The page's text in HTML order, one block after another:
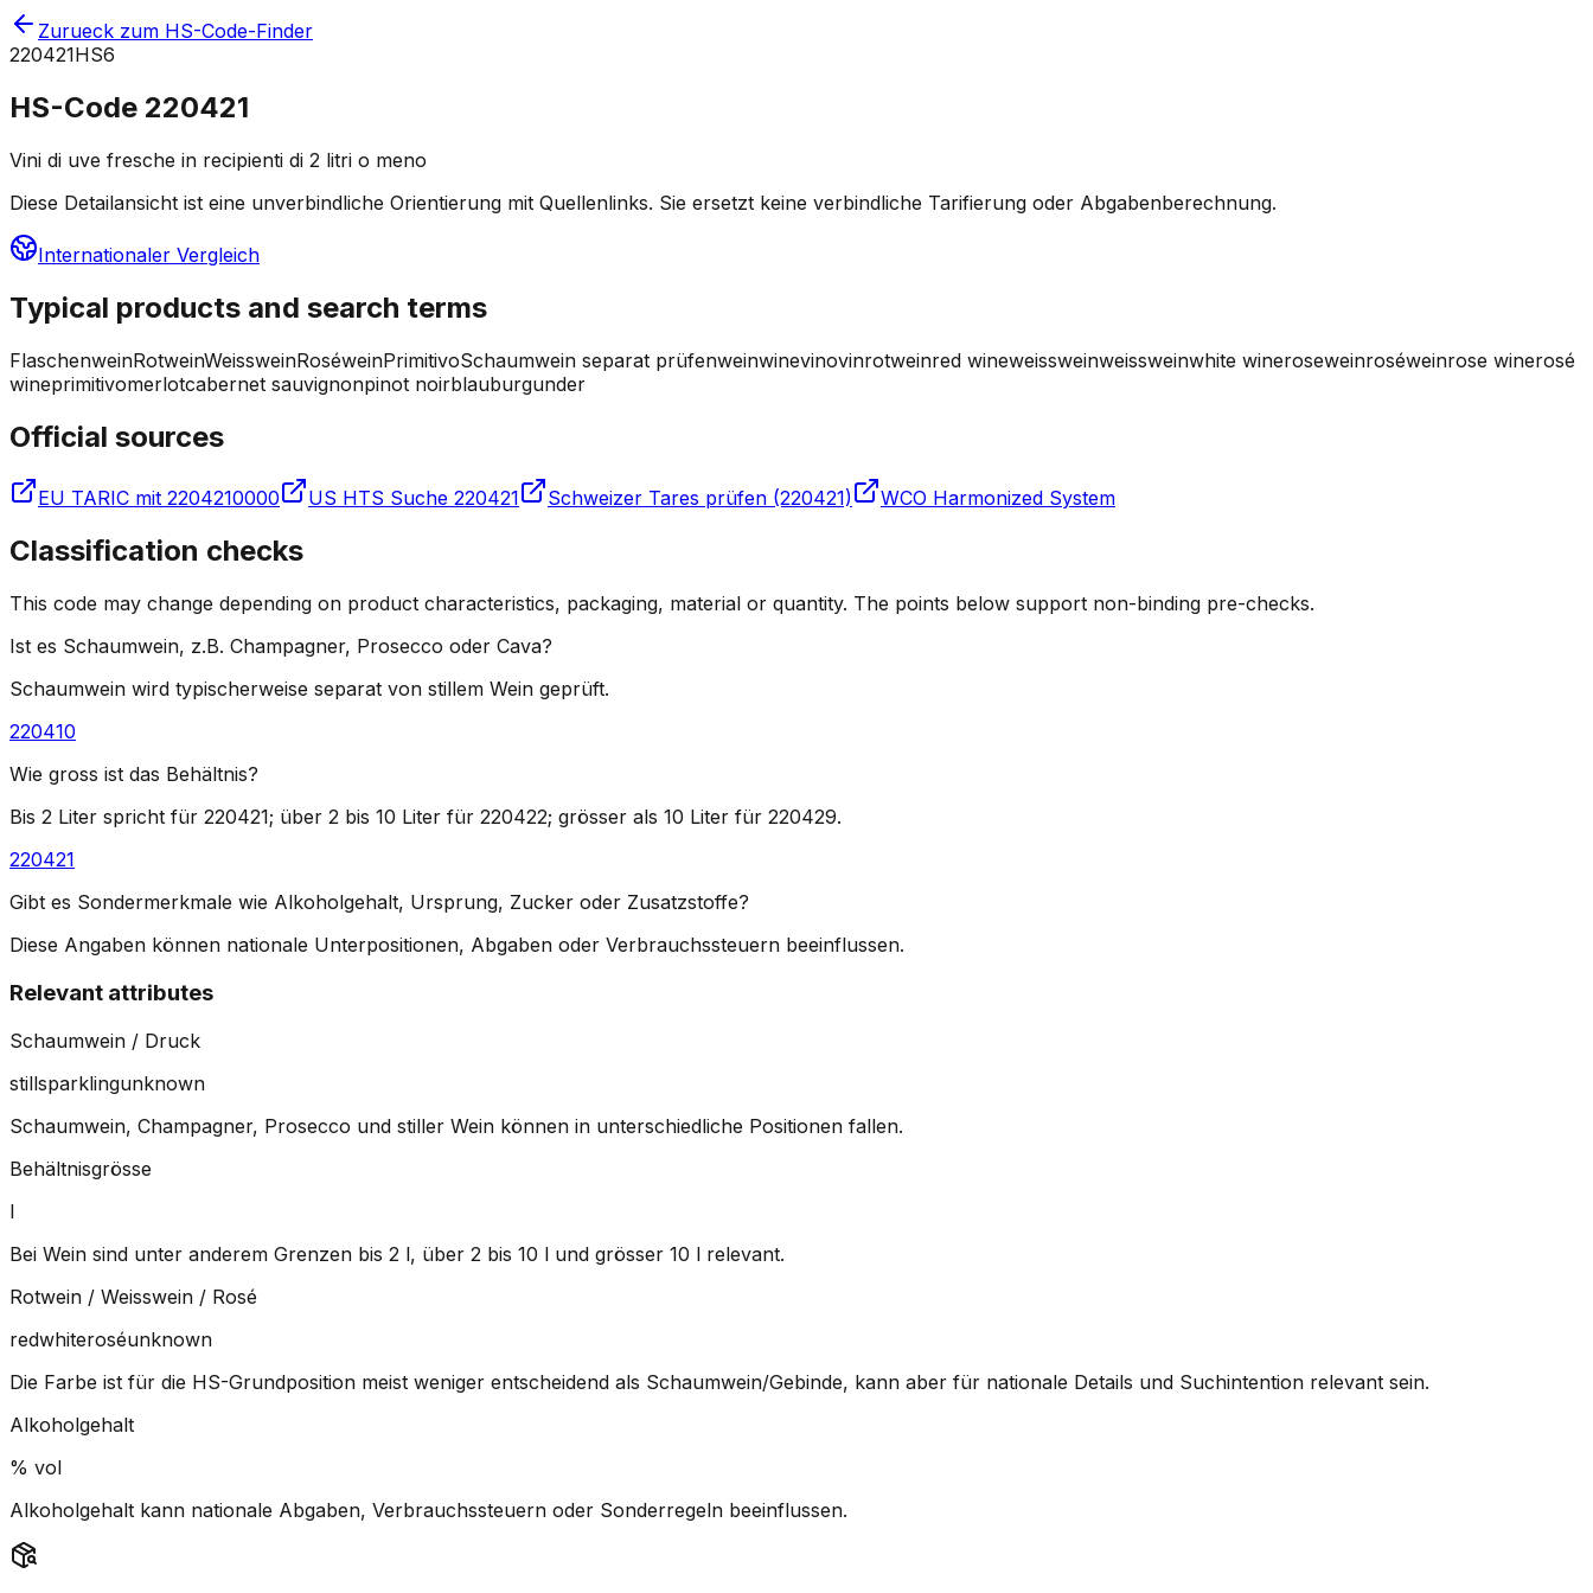
Zurueck zum HS-Code-Finder
220421HS6
HS-Code 220421
Vini di uve fresche in recipienti di 2 litri o meno
Diese Detailansicht ist eine unverbindliche Orientierung mit Quellenlinks. Sie ersetzt keine verbindliche Tarifierung oder Abgabenberechnung.
Internationaler Vergleich
Typical products and search terms
FlaschenweinRotweinWeissweinRoséweinPrimitivoSchaumwein separat prüfenweinwinevinovinrotweinred wineweissweinweissweinwhite wineroseweinroséweinrose winerosé
wineprimitivomerlotcabernet sauvignonpinot noirblauburgunder
Official sources
EU TARIC mit 2204210000 US HTS Suche 220421 Schweizer Tares prüfen (220421) WCO Harmonized System
Classification checks
This code may change depending on product characteristics, packaging, material or quantity. The points below support non-binding pre-checks.
Ist es Schaumwein, z.B. Champagner, Prosecco oder Cava?
Schaumwein wird typischerweise separat von stillem Wein geprüft.
220410
Wie gross ist das Behältnis?
Bis 2 Liter spricht für 220421; über 2 bis 10 Liter für 220422; grösser als 10 Liter für 220429.
220421
Gibt es Sondermerkmale wie Alkoholgehalt, Ursprung, Zucker oder Zusatzstoffe?
Diese Angaben können nationale Unterpositionen, Abgaben oder Verbrauchssteuern beeinflussen.
Relevant attributes
Schaumwein / Druck
stillsparklingunknown
Schaumwein, Champagner, Prosecco und stiller Wein können in unterschiedliche Positionen fallen.
Behältnisgrösse
l
Bei Wein sind unter anderem Grenzen bis 2 l, über 2 bis 10 l und grösser 10 l relevant.
Rotwein / Weisswein / Rosé
redwhiteroséunknown
Die Farbe ist für die HS-Grundposition meist weniger entscheidend als Schaumwein/Gebinde, kann aber für nationale Details und Suchintention relevant sein.
Alkoholgehalt
% vol
Alkoholgehalt kann nationale Abgaben, Verbrauchssteuern oder Sonderregeln beeinflussen.